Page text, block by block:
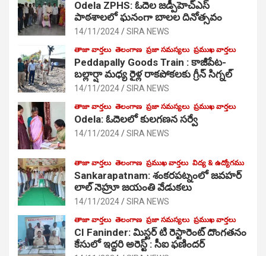
Odela ZPHS: ఓదెల జ‌డ్పీహెచ్ఎస్
పాఠ‌శాల‌లో ఘనంగా బాలల దినోత్సవం
14/11/2024 SIRA NEWS
తాజా వార్తలు తెలంగాణ ప్రజా సమస్యలు ప్రముఖ వార్తలు
Peddapally Goods Train : కాజీపేట-
బల్లార్షా మధ్య రైళ్ల రాకపోకలకు గ్రీన్ సిగ్నల్
14/11/2024 SIRA NEWS
తాజా వార్తలు తెలంగాణ ప్రజా సమస్యలు ప్రముఖ వార్తలు
Odela: ఓదెలలో కులగణన సర్వే
14/11/2024 SIRA NEWS
తాజా వార్తలు తెలంగాణ ప్రముఖ వార్తలు విద్య & ఉద్యోగము
Sankarapatnam: శంకరపట్నంలో జవహర్
లాల్ నెహ్రూ జయంతి వేడుకలు
14/11/2024 SIRA NEWS
తాజా వార్తలు తెలంగాణ ప్రజా సమస్యలు ప్రముఖ వార్తలు
CI Faninder: మిస్టర్ టి రెస్టారెంట్ దొంగతనం
కేసులో ఇద్దరి అరెస్ట్ : సీఐ ఫణిందర్